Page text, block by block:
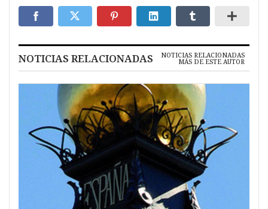
NOTICIAS RELACIONADAS NOTICIAS RELACIONADAS
MÁS DE ESTE AUTOR